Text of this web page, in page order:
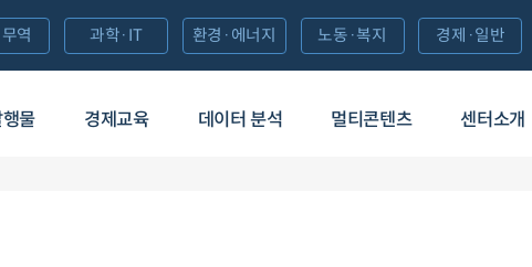
물 경제교육 데이터 분석 멀티콘텐츠 센터소개
역 과학·IT 환경·에너지 노동·복지 경제·일반